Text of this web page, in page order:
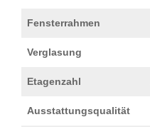
Fensterrahmen
Verglasung
Etagenzahl
Ausstattungsqualität